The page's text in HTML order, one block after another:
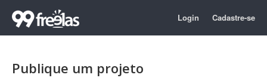
Login Cadastre-se
Publique um projeto